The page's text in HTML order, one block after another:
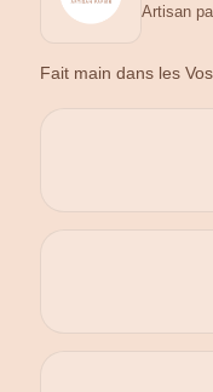
Artisan
Fait main dans les